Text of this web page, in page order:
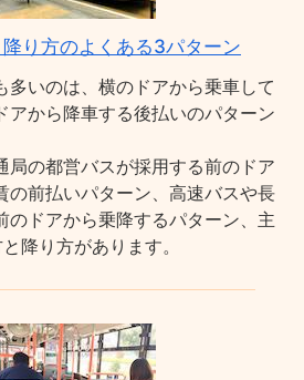
り方のよくある3パターン
多いのは、横のドアから乗車して
アから降車する後払いのパターン
局の都営バスが採用する前のドア
の前払いパターン、高速バスや長
のドアから乗降するパターン、主
降り方があります。